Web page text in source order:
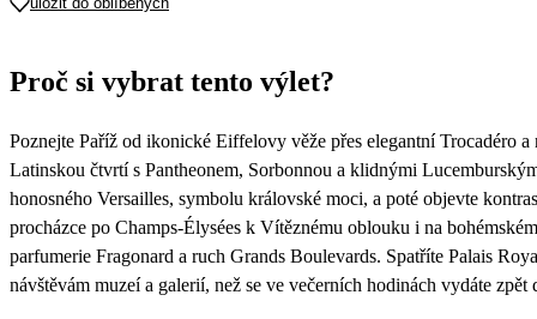
Proč si vybrat tento výlet?
Poznejte Paříž od ikonické Eiffelovy věže přes elegantní Trocadéro
Latinskou čtvrtí s Pantheonem, Sorbonnou a klidnými
honosného Versailles, symbolu královské moci, a poté objevte
procházce po Champs-Élysées k Vítěznému oblouku i na
parfumerie Fragonard a ruch Grands Boulevards. Spatříte Palais
návštěvám muzeí a galerií, než se ve večerních hodinách vydáte zpět